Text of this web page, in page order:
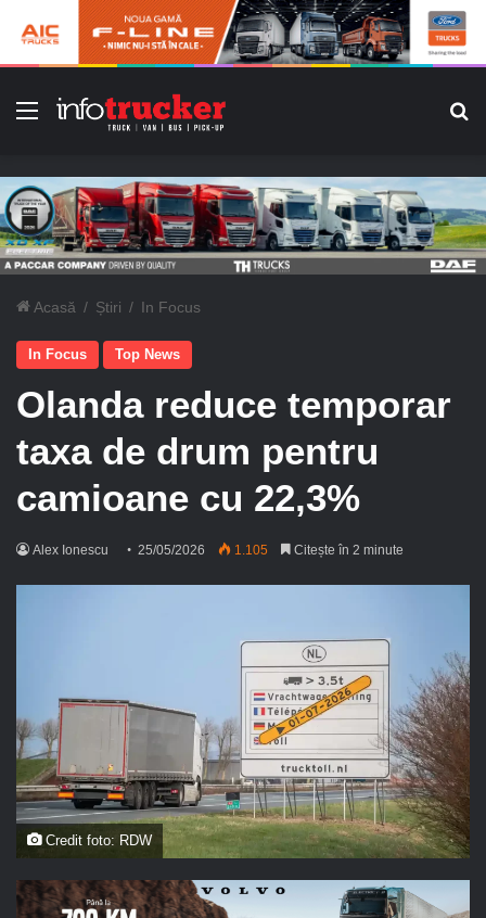
Meniu
Acasă / Știri / In Focus
In Focus Top News
Olanda reduce temporar
taxa de drum pentru
camioane cu 22,3%
Alex Ionescu 25/05/2026 1.105 Citește în 2 minute
Credit foto: RDW